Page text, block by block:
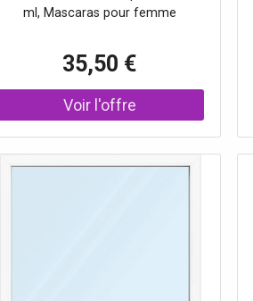
mesure effet ajout de cils
teinte 090 11.5 ml
ml, Mascaras pour femme
35,50 €